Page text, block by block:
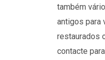
também
antigos para
restaurados
contacte